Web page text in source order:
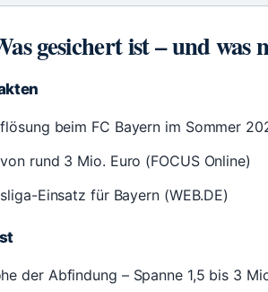
gesichert ist – und was
beim FC Bayern im Sommer
rund 3 Mio. Euro (FOCUS Online)
Einsatz für Bayern (WEB.DE)
der Abfindung – Spanne 1,5 bis 3